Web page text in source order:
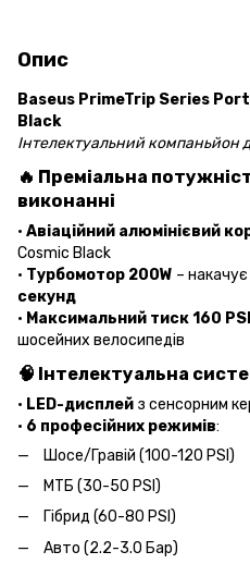
Опис
Baseus PrimeTrip Series
Black
Інтелектуальний компаньйон
🔥 Преміальна
виконанні
• Авіаційний алюмінієвий
Cosmic Black
• Турбомотор 200W –
секунд
• Максимальний тиск 160 PSI
шосейних велосипедів
🧠 Інтелектуальна
• LED-дисплей з сенсорним
• 6 професійних режимів:
Шосе/Гравій (100-120 PSI)
МТБ (30-50 PSI)
Гібрид (60-80 PSI)
Авто (2.2-3.0 Бар)